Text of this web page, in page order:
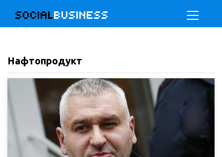
SOCIALBUSINESS
Нафтопродукт